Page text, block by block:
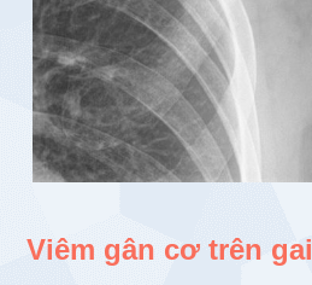
Viêm gân cơ trên gai